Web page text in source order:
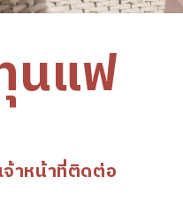
นแฟ
าหน้าที่ติดต่อ